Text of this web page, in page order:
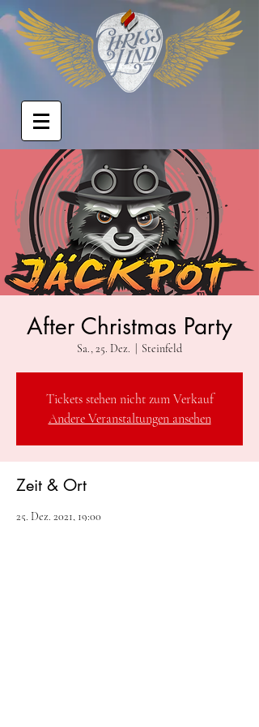
After Christmas Party
Sa., 25. Dez. Steinfeld
Tickets stehen nicht zum Verkauf
Andere Veranstaltungen ansehen
Zeit & Ort
25. Dez. 2021, 19:00